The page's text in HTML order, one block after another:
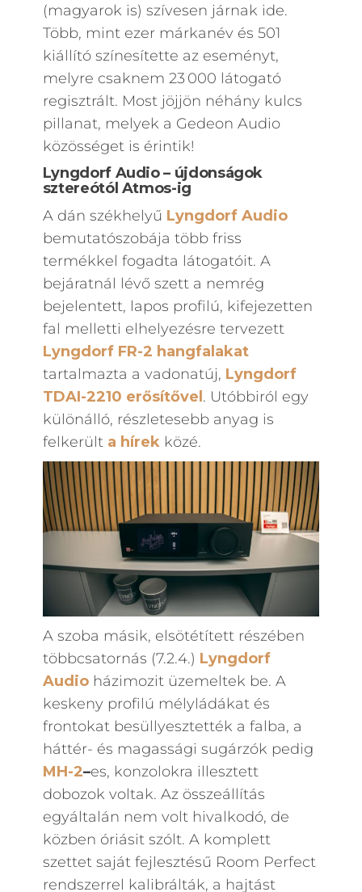
(magyarok is) szívesen járnak ide.
Több, mint ezer márkanév és 501
kiállító színesítette az eseményt,
melyre csaknem 23 000 látogató
regisztrált. Most jöjjön néhány kulcs
pillanat, melyek a Gedeon Audio
közösséget is érintik!
Lyngdorf Audio – újdonságok
sztereótól Atmos-ig
A dán székhelyű Lyngdorf Audio
bemutatószobája több friss
termékkel fogadta látogatóit. A
bejáratnál lévő szett a nemrég
bejelentett, lapos profilú, kifejezetten
fal melletti elhelyezésre tervezett
Lyngdorf FR-2 hangfalakat
tartalmazta a vadonatúj, Lyngdorf
TDAI-2210 erősítővel. Utóbbiról egy
különálló, részletesebb anyag is
felkerülta hírekközé.
A szoba másik, elsötétített részében
többcsatornás (7.2.4.) Lyngdorf
Audioházimozit üzemeltek be. A
keskeny profilú mélyládákat és
frontokat besüllyesztették a falba, a
háttér- és magassági sugárzók pedig
MH-2–es, konzolokra illesztett
dobozok voltak. Az összeállítás
egyáltalán nem volt hivalkodó, de
közben óriásit szólt. A komplett
szettet saját fejlesztésű Room Perfect
rendszerrel kalibrálták, a hajtást